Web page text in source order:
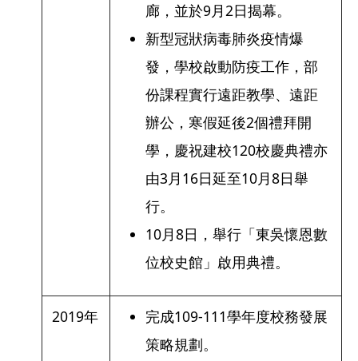
廊，並於9月2日揭幕。
新型冠狀病毒肺炎疫情爆
發，學校啟動防疫工作，部
份課程實行遠距教學、遠距
辦公，寒假延後2個禮拜開
學，慶祝建校120校慶典禮亦
由3月16日延至10月8日舉
行。
10月8日，舉行「東吳懷恩數
位校史館」啟用典禮。
2019年
完成109-111學年度校務發展
策略規劃。